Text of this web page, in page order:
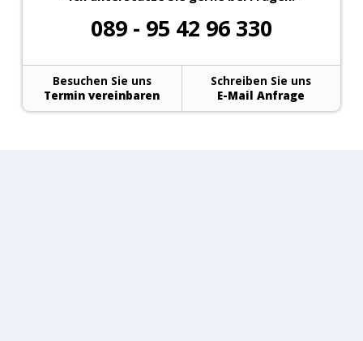
089 - 95 42 96 330
Besuchen Sie uns
Termin vereinbaren
Schreiben Sie uns
E-Mail Anfrage